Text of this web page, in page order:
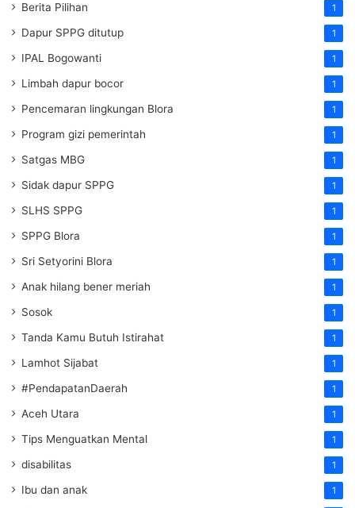
Berita Pilihan 1
Dapur SPPG ditutup 1
IPAL Bogowanti 1
Limbah dapur bocor 1
Pencemaran lingkungan Blora 1
Program gizi pemerintah 1
Satgas MBG 1
Sidak dapur SPPG 1
SLHS SPPG 1
SPPG Blora 1
Sri Setyorini Blora 1
Anak hilang bener meriah 1
Sosok 1
Tanda Kamu Butuh Istirahat 1
Lamhot Sijabat 1
#PendapatanDaerah 1
Aceh Utara 1
Tips Menguatkan Mental 1
disabilitas 1
Ibu dan anak 1